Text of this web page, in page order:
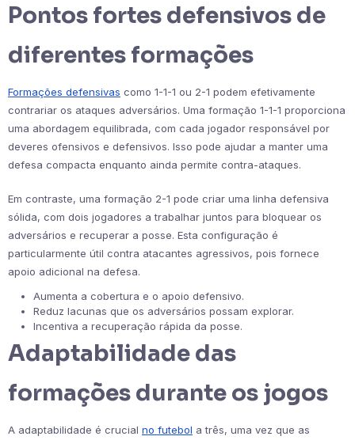
Pontos fortes defensivos de
diferentes formações
Formações defensivas como 1-1-1 ou 2-1 podem efetivamente
contrariar os ataques adversários. Uma formação 1-1-1 proporciona
uma abordagem equilibrada, com cada jogador responsável por
deveres ofensivos e defensivos. Isso pode ajudar a manter uma
defesa compacta enquanto ainda permite contra-ataques.
Em contraste, uma formação 2-1 pode criar uma linha defensiva
sólida, com dois jogadores a trabalhar juntos para bloquear os
adversários e recuperar a posse. Esta configuração é
particularmente útil contra atacantes agressivos, pois fornece
apoio adicional na defesa.
Aumenta a cobertura e o apoio defensivo.
Reduz lacunas que os adversários possam explorar.
Incentiva a recuperação rápida da posse.
Adaptabilidade das
formações durante os jogos
A adaptabilidade é crucial no futebol a três, uma vez que as